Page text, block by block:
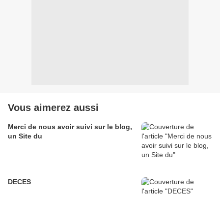
Vous aimerez aussi
Merci de nous avoir suivi sur le blog,
un Site du
DECES